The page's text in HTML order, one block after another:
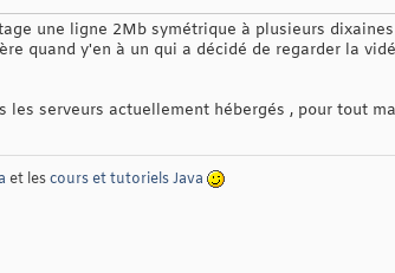
une ligne 2Mb symétrique à plusieurs
quand y'en à un qui a décidé de regarder la
les serveurs actuellement hébergés , pour tout
et lescours et tutoriels Java